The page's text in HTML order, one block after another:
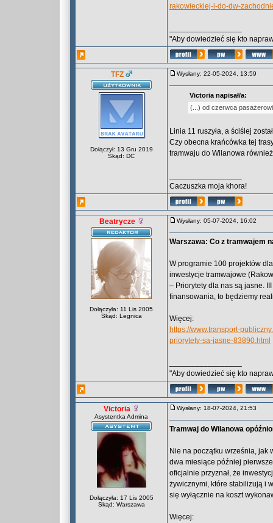
rakowieckiej-i-do-dw-
"Aby dowiedzieć się kto
TFZ
Dołączył: 13 Gru 2019
Skąd: DC
Wysłany: 22-05-2024, 13:59
Victoria napisał/a:
(...) od czerwca
Linia 11 ruszyła, a ściślej
Czy obecna krańcówka tej
tramwaju do Wilanowa
Caczuszka moja khora!
Beatrycze
Dołączyła: 11 Lis 2005
Skąd: Legnica
Wysłany: 05-07-2024, 16:02
Warszawa: Co z tramwajem
W programie 100 projektów
inwestycje tramwajowe
– Priorytety dla nas są jasne.
finansowania, to będziemy
Więcej:
https://www.transport-
priorytety-sa-jasne-83890.html
"Aby dowiedzieć się kto
Victoria
Asystentka Admina
Dołączyła: 17 Lis 2005
Skąd: Warszawa
Wysłany: 18-07-2024, 21:53
Tramwaj do Wilanowa
Nie na początku września, jak
dwa miesiące później
oficjalnie przyznał, że
żywicznymi, które stabilizują i
się wyłącznie na koszt
Więcej: